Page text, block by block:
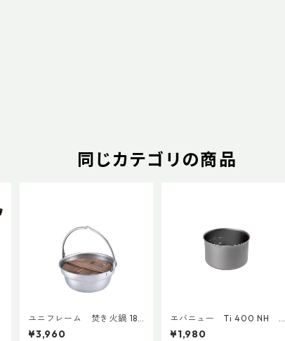
同じカテゴリの商品
ユニフレーム 焚き火鍋 18c
m
¥3,960
エバニュー Ti 400 NH E
CA625
¥1,980